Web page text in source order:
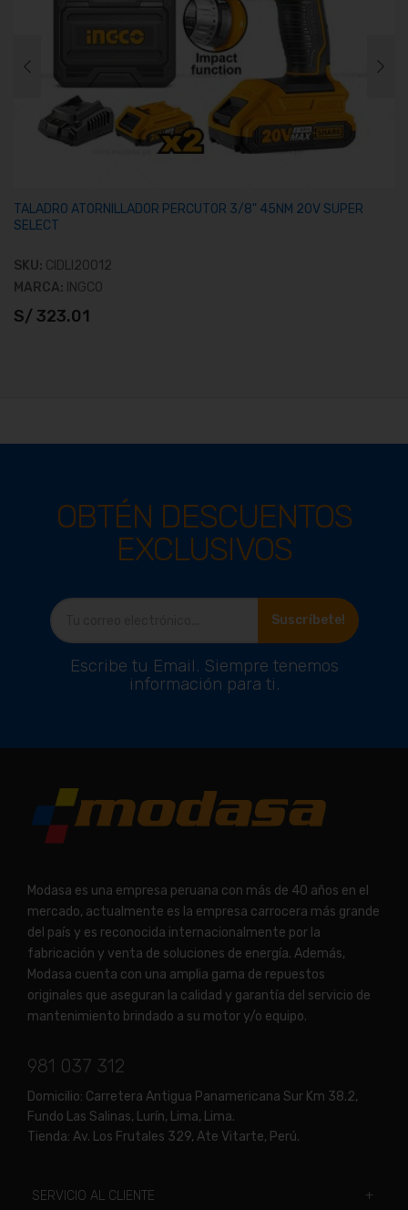
Ver producto
TALADRO ATORNILLADOR PERCUTOR 3/8" 45NM 20V SUPER
SELECT
SKU: CIDLI20012
MARCA: INGCO
S/ 323.01
OBTÉN DESCUENTOS
EXCLUSIVOS
Suscríbete!
Escribe tu Email. Siempre tenemos
información para ti.
Modasa es una empresa peruana con más de 40 años en el
mercado, actualmente es la empresa carrocera más grande
del país y es reconocida internacionalmente por la
fabricación y venta de soluciones de energía. Además,
Modasa cuenta con una amplia gama de repuestos
originales que aseguran la calidad y garantía del servicio de
mantenimiento brindado a su motor y/o equipo.
981 037 312
Domicilio: Carretera Antigua Panamericana Sur Km 38.2,
Fundo Las Salinas, Lurín, Lima, Lima.
Tienda: Av. Los Frutales 329, Ate Vitarte, Perú.
SERVICIO AL CLIENTE